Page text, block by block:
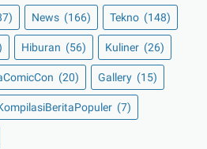
News (166) Tekno (148)
Hiburan (56) Kuliner (26)
(20) Gallery (15)
(7)